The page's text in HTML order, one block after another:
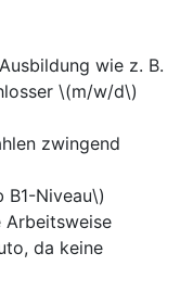
wie z. B.
\(m/w/d\)
zwingend
B1-Niveau\)
Arbeitsweise
da keine